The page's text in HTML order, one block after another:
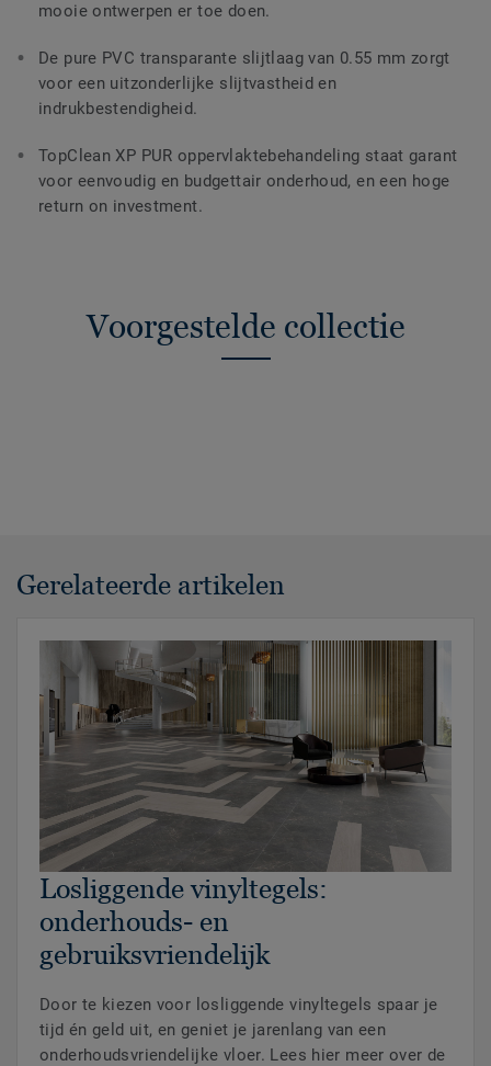
mooie ontwerpen er toe doen.
De pure PVC transparante slijtlaag van 0.55 mm zorgt
voor een uitzonderlijke slijtvastheid en
indrukbestendigheid.
TopClean XP PUR oppervlaktebehandeling staat garant
voor eenvoudig en budgettair onderhoud, en een hoge
return on investment.
Voorgestelde collectie
Gerelateerde artikelen
Losliggende vinyltegels:
onderhouds- en
gebruiksvriendelijk
Door te kiezen voor losliggende vinyltegels spaar je
tijd én geld uit, en geniet je jarenlang van een
onderhoudsvriendelijke vloer. Lees hier meer over de